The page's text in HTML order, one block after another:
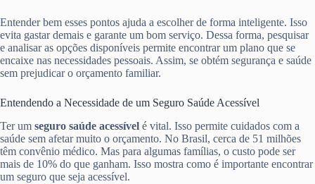
Entender bem esses pontos ajuda a escolher de forma inteligente. Isso
evita gastar demais e garante um bom serviço. Dessa forma, pesquisar
e analisar as opções disponíveis permite encontrar um plano que se
encaixe nas necessidades pessoais. Assim, se obtém segurança e saúde
sem prejudicar o orçamento familiar.
Entendendo a Necessidade de um Seguro Saúde Acessível
Ter um seguro saúde acessível é vital. Isso permite cuidados com a
saúde sem afetar muito o orçamento. No Brasil, cerca de 51 milhões
têm convênio médico. Mas para algumas famílias, o custo pode ser
mais de 10% do que ganham. Isso mostra como é importante encontrar
um seguro que seja acessível.